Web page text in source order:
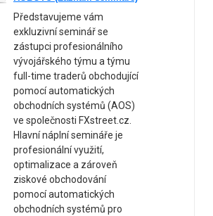
Představujeme vám
exkluzivní seminář se
zástupci profesionálního
vývojářského týmu a týmu
full-time traderů obchodující
pomocí automatických
obchodních systémů (AOS)
ve společnosti FXstreet.cz.
Hlavní náplní semináře je
profesionální využití,
optimalizace a zároveň
ziskové obchodování
pomocí automatických
obchodních systémů pro